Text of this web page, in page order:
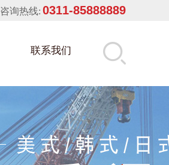
咨询热线: 0311-85888889
联系我们